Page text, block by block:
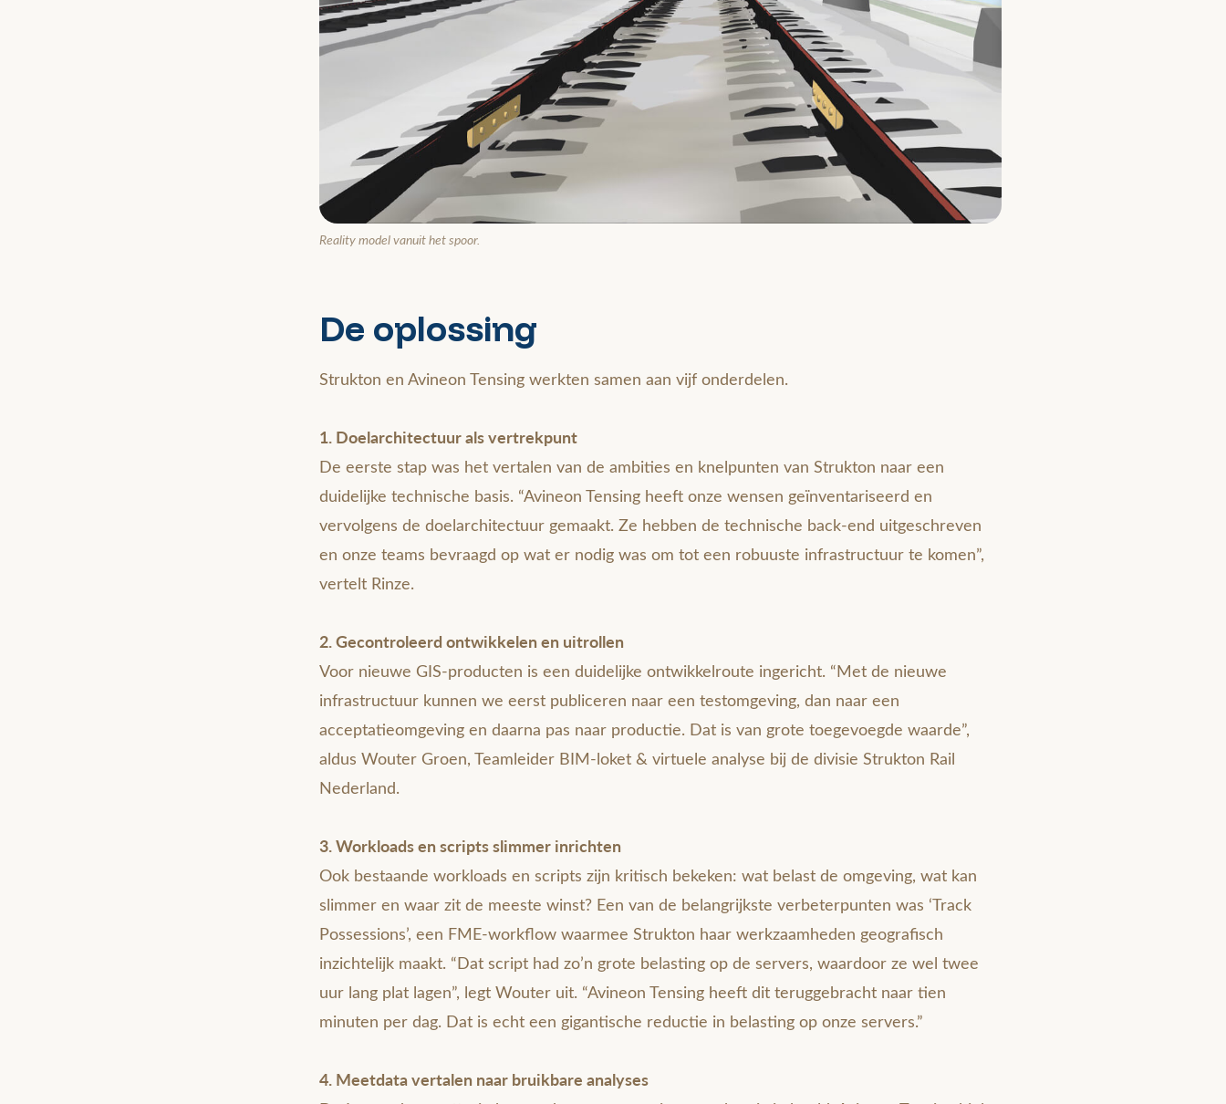
Reality model vanuit het spoor.
De oplossing
Strukton en Avineon Tensing werkten samen aan vijf onderdelen.
1. Doelarchitectuur als vertrekpunt
De eerste stap was het vertalen van de ambities en knelpunten van Strukton naar een
duidelijke technische basis. “Avineon Tensing heeft onze wensen geïnventariseerd en
vervolgens de doelarchitectuur gemaakt. Ze hebben de technische back-end uitgeschreven
en onze teams bevraagd op wat er nodig was om tot een robuuste infrastructuur te komen”,
vertelt Rinze.
2. Gecontroleerd ontwikkelen en uitrollen
Voor nieuwe GIS-producten is een duidelijke ontwikkelroute ingericht. “Met de nieuwe
infrastructuur kunnen we eerst publiceren naar een testomgeving, dan naar een
acceptatieomgeving en daarna pas naar productie. Dat is van grote toegevoegde waarde”,
aldus Wouter Groen, Teamleider BIM-loket & virtuele analyse bij de divisie Strukton Rail
Nederland.
3. Workloads en scripts slimmer inrichten
Ook bestaande workloads en scripts zijn kritisch bekeken: wat belast de omgeving, wat kan
slimmer en waar zit de meeste winst? Een van de belangrijkste verbeterpunten was ‘Track
Possessions’, een FME-workflow waarmee Strukton haar werkzaamheden geografisch
inzichtelijk maakt. “Dat script had zo’n grote belasting op de servers, waardoor ze wel twee
uur lang plat lagen”, legt Wouter uit. “Avineon Tensing heeft dit teruggebracht naar tien
minuten per dag. Dat is echt een gigantische reductie in belasting op onze servers.”
4. Meetdata vertalen naar bruikbare analyses